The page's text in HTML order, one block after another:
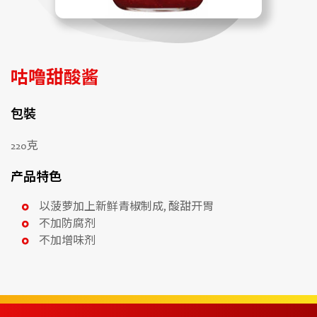
咕噜甜酸酱
包裝
220克
产品特色
以菠萝加上新鲜青椒制成, 酸甜开胃
不加防腐剂
不加增味剂